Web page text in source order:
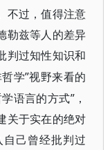
不过，值得注意
勒兹等人的差异
判过知性知识和
哲学”视野来看的
语言的方式”，
关于实在的绝对
己曾经批判过